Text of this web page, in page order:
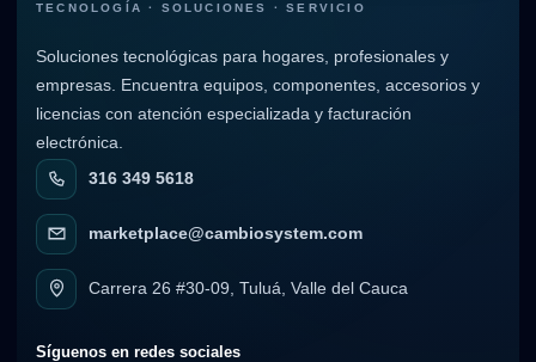
TECNOLOGÍA · SOLUCIONES · SERVICIO
Soluciones tecnológicas para hogares, profesionales y
empresas. Encuentra equipos, componentes, accesorios y
licencias con atención especializada y facturación
electrónica.
316 349 5618
marketplace@cambiosystem.com
Carrera 26 #30-09, Tuluá, Valle del Cauca
Síguenos en redes sociales